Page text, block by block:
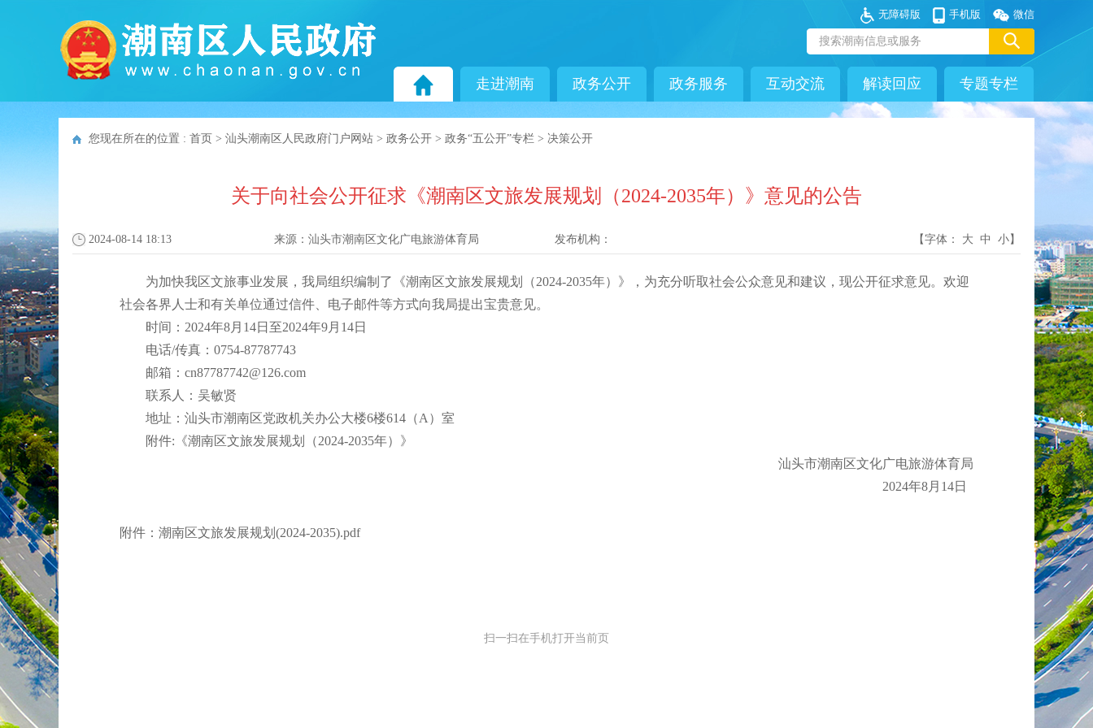
微信
手机版
无障碍版
走进潮南 政务公开 政务服务 互动交流 解读回应 专题专栏
您现在所在的位置 : 首页 > 汕头潮南区人民政府门户网站 > 政务公开 > 政务“五公开”专栏 > 决策公开
关于向社会公开征求《潮南区文旅发展规划（2024-2035年）》意见的公告
2024-08-14 18:13 来源： 汕头市潮南区文化广电旅游体育局 发布机构： 【字体： 大 中 小】
为加快我区文旅事业发展，我局组织编制了《潮南区文旅发展规划（2024-2035年）》，为充分听取社会公众意见和建议，现公开征求意见。欢迎
社会各界人士和有关单位通过信件、电子邮件等方式向我局提出宝贵意见。
时间：2024年8月14日至2024年9月14日
电话/传真：0754-87787743
邮箱：cn87787742@126.com
联系人：吴敏贤
地址：汕头市潮南区党政机关办公大楼6楼614（A）室
附件:《潮南区文旅发展规划（2024-2035年）》
汕头市潮南区文化广电旅游体育局
2024年8月14日
附件：潮南区文旅发展规划(2024-2035).pdf
扫一扫在手机打开当前页